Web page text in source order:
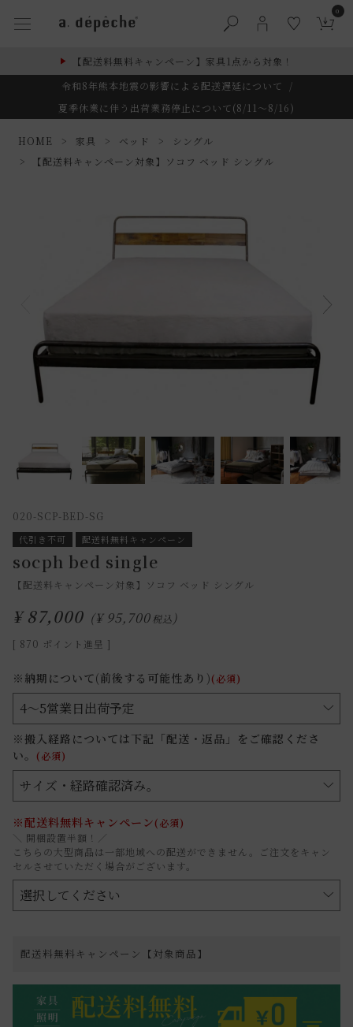
0
【配送料無料キャンペーン】家具1点から対象！
令和8年熊本地震の影響による配送遅延について
/
夏季休業に伴う出荷業務停止について(8/11～8/16)
HOME 家具 ベッド
シングル
【配送料キャンペーン対象】ソコフ ベッド シングル
020-SCP-BED-SG
代引き不可 配送料無料キャンペーン
socph bed single
【配送料キャンペーン対象】ソコフ ベッド シングル
¥ 87,000 ¥ 95,700税込
[ 870 ポイント進呈 ]
※納期について(前後する可能性あり)(必須)
※搬入経路については下記「配送・返品」をご確認くださ
い。
(必須)
※配送料無料キャンペーン(必須)
＼ 開梱設置半額！／
こちらの大型商品は一部地域への配送ができません。ご注文をキャン
セルさせていただく場合がございます。
配送料無料キャンペーン【対象商品】